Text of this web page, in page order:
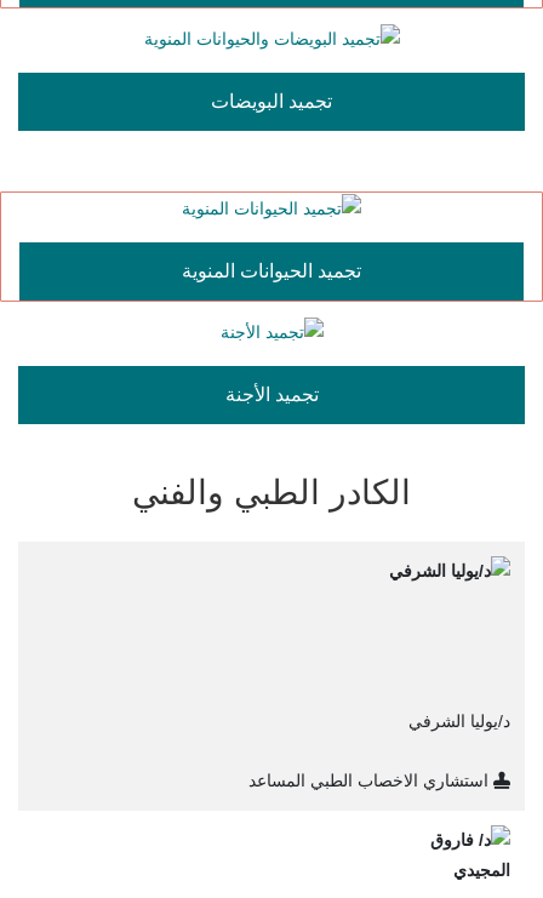
تجميد البويضات
تجميد الحيوانات المنوية
تجميد الأجنة
الكادر الطبي والفني
د/يوليا الشرفي
استشاري الاخصاب الطبي المساعد